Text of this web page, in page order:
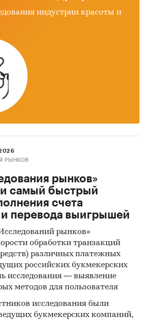
индустрии красоты и
РЫНКОВ
рынков»
самый быстрый
счета
перевода выигрышей
рынков»
обработки транзакций
различных платежных
российских букмекерских
исследования — выявление
методов для пользователя
исследования были
букмекерских компаний,